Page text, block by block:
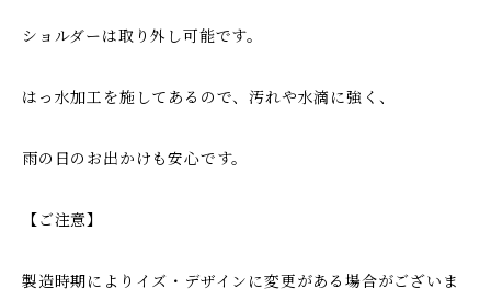
ショルダーは取り外し可能です。
はっ水加工を施してあるので、汚れや水滴に強く、
雨の日のお出かけも安心です。
【ご注意】
製造時期によりイズ・デザインに変更がある場合がございま